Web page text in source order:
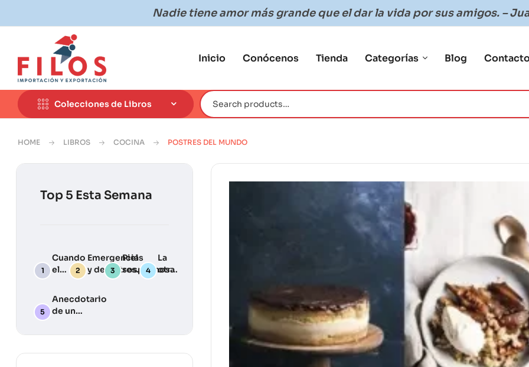
Nadie tiene amor más grande que el dar la vida por sus amigos. –
Inicio Conócenos Tienda Categorías Blog
Colecciones de Libros
HOME LIBROS COCINA POSTRES DEL MUNDO
Top 5 Esta Semana
Cuando
el
Deber
Llama
Emergencias
y desastres:
Una guía
práctica
para
Piel
sospechosa
La
otra
Anecdotario
de un
silvestre … y